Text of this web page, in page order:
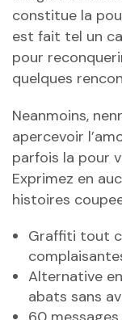
constitue la
est fait tel un
pour
quelques
Neanmoins,
apercevoir
parfois la pour
Exprimez en
histoires
Graffiti tout
Alternative
abats sans